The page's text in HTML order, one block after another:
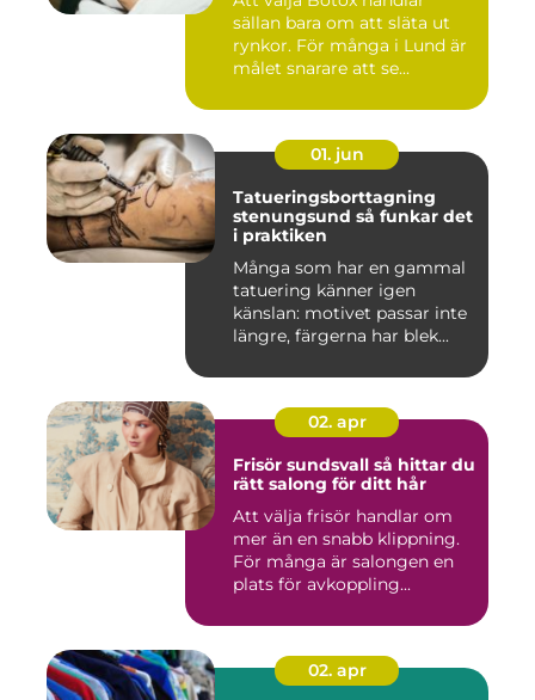
sällan bara om att släta ut
rynkor. För många i Lund är
målet snarare att se...
01. jun
Tatueringsborttagning
stenungsund så funkar det
i praktiken
Många som har en gammal
tatuering känner igen
känslan: motivet passar inte
längre, färgerna har blek...
02. apr
Frisör sundsvall så hittar du
rätt salong för ditt hår
Att välja frisör handlar om
mer än en snabb klippning.
För många är salongen en
plats för avkoppling...
02. apr